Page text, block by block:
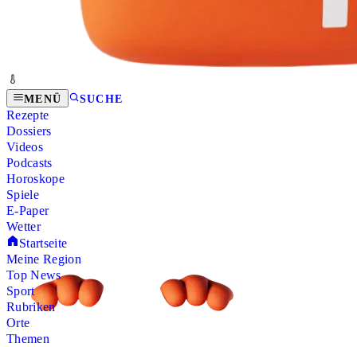
MENÜ SUCHE
Rezepte
Dossiers
Videos
Podcasts
Horoskope
Spiele
E-Paper
Wetter
Startseite
Meine Region
Top News
Sport
Rubriken
Orte
Themen